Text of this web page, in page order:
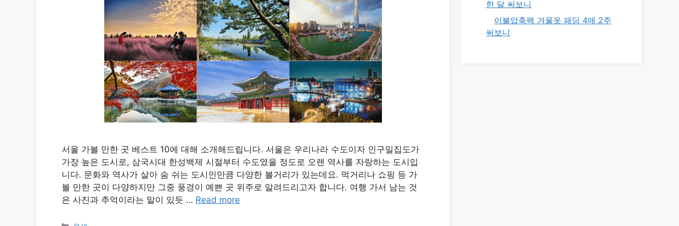
서울 가볼 만한 곳 베스트 10에 대해 소개해드립니다. 서울은 우리나라 수도이자 인구밀집도가
가장 높은 도시로, 삼국시대 한성백제 시절부터 수도였을 정도로 오랜 역사를 자랑하는 도시입
니다. 문화와 역사가 살아 숨 쉬는 도시인만큼 다양한 볼거리가 있는데요. 먹거리나 쇼핑 등 가
볼 만한 곳이 다양하지만 그중 풍경이 예쁜 곳 위주로 알려드리고자 합니다. 여행 가서 남는 것
은 사진과 추억이라는 말이 있듯 … Read more
한 달 써보니
이불압축팩 겨울옷 패딩 4매 2주
써보니